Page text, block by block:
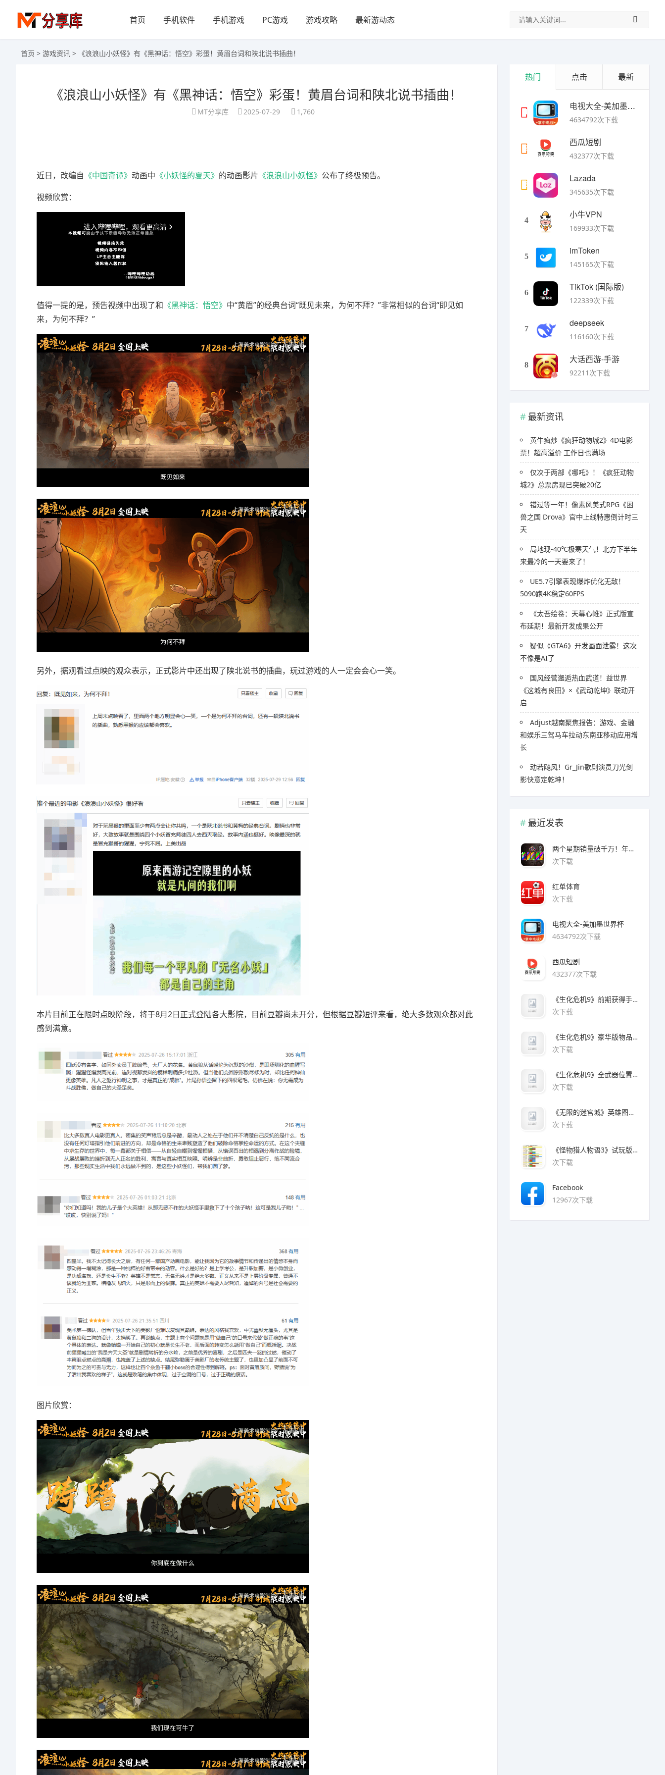
首页 手机软件 手机游戏 PC游戏 游戏攻略 最新游动态
首页 > 游戏资讯 > 《浪浪山小妖怪》有《黑神话：悟空》彩蛋！黄眉台词和陕北说书插曲！
《浪浪山小妖怪》有《黑神话：悟空》彩蛋！黄眉台词和陕北说书插曲！
MT分享库 2025-07-29 1,760
近日，改编自 《中国奇谭》 动画中 《小妖怪的夏天》 的动画影片 《浪浪山小妖怪》 公布了终极预告。
视频欣赏：
值得一提的是，预告视频中出现了和 《黑神话：悟空》 中“黄眉”的经典台词“既见未来，为何不拜？”非常相似的台词“即见如
来，为何不拜？”
另外，据观看过点映的观众表示，正式影片中还出现了陕北说书的插曲，玩过游戏的人一定会会心一笑。
本片目前正在限时点映阶段，将于8月2日正式登陆各大影院，目前豆瓣尚未开分，但根据豆瓣短评来看，绝大多数观众都对此
感到满意。
图片欣赏：
热门 点击 最新
1
电视大全-美加墨世界杯
4634792次下载
2
西瓜短剧
432377次下载
3
Lazada
345635次下载
4
小牛VPN
169933次下载
5
imToken
145165次下载
6
TikTok (国际版)
122339次下载
7
deepseek
116160次下载
8
大话西游-手游
92211次下载
最新资讯
黄牛疯炒《疯狂动物城2》4D电影
票！超高溢价 工作日也满场
仅次于两部《哪吒》！《疯狂动物
城2》总票房现已突破20亿
错过等一年！像素风美式RPG《困
兽之国 Drova》官中上线特惠倒计时三
天
局地现-40℃极寒天气！北方下半年
来最冷的一天要来了！
UE5.7引擎表现爆炸优化无敌！
5090跑4K稳定60FPS
《太吾绘卷：天幕心帷》正式版宣
布延期！最新开发成果公开
疑似《GTA6》开发画面泄露！这次
不像是AI了
国风经营邂逅热血武道！益世界
《这城有良田》×《武动乾坤》联动开
启
Adjust越南聚焦报告：游戏、金融
和娱乐三驾马车拉动东南亚移动应用增
长
​​动若飚风！Gr_Jin歌剧演员刀光剑
影快意定乾坤！
最近发表
两个星期销量破千万！年度爆款诞生了 3A看了都眼红
次下载
红单体育
次下载
电视大全-美加墨世界杯
4634792次下载
西瓜短剧
432377次下载
《生化危机9》前期获得手枪方法
次下载
《生化危机9》豪华版物品领取方法
次下载
《生化危机9》全武器位置及解锁方法
次下载
《无限的迷宫城》英雄图鉴大全
次下载
《怪物猎人物语3》试玩版魔物猜拳对照表
次下载
Facebook
12967次下载